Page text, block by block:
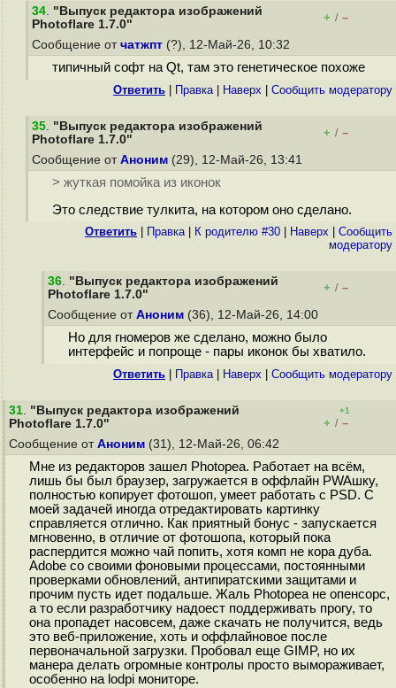
34. "Выпуск редактора изображений
Photoflare 1.7.0"
+ / –
Сообщение от чатжпт (?), 12-Май-26, 10:32
типичный софт на Qt, там это генетическое похоже
Ответить Правка| Наверх Cообщить модератору
35. "Выпуск редактора изображений
Photoflare 1.7.0"
+ / –
Сообщение от Аноним (29), 12-Май-26, 13:41
> жуткая помойка из иконок
Это следствие тулкита, на котором оно сделано.
Ответить Правка| К родителю #30 Наверх
Cообщить
модератору
36. "Выпуск редактора изображений
Photoflare 1.7.0"
+ / –
Сообщение от Аноним (36), 12-Май-26, 14:00
Но для гномеров же сделано, можно было
интерфейс и попроще - пары иконок бы хватило.
Ответить Правка| Наверх Cообщить модератору
31. "Выпуск редактора изображений
Photoflare 1.7.0"
+1
+ / –
Сообщение от Аноним (31), 12-Май-26, 06:42
Мне из редакторов зашел Photopea. Работает на всём,
лишь бы был браузер, загружается в оффлайн PWAшку,
полностью копирует фотошоп, умеет работать с PSD. С
моей задачей иногда отредактировать картинку
справляется отлично. Как приятный бонус - запускается
мгновенно, в отличие от фотошопа, который пока
распepдитcя можно чай попить, хотя комп не кора дуба.
Adobe со своими фоновыми процессами, постоянными
проверками обновлений, антипиратскими защитами и
прочим пусть идет подальше. Жаль Photopea не опенсорс,
а то если разработчику надоест поддерживать прогу, то
она пропадет насовсем, даже скачать не получится, ведь
это веб-приложение, хоть и оффлайновое после
первоначальной загрузки. Пробовал еще GIMP, но их
манера делать огромные контролы просто вымораживает,
особенно на lodpi мониторе.